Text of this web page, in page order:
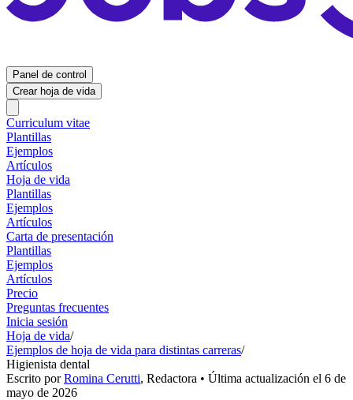
Panel de control
Crear hoja de vida
Curriculum vitae
Plantillas
Ejemplos
Artículos
Hoja de vida
Plantillas
Ejemplos
Artículos
Carta de presentación
Plantillas
Ejemplos
Artículos
Precio
Preguntas frecuentes
Inicia sesión
Hoja de vida/
Ejemplos de hoja de vida para distintas carreras/
Higienista dental
Escrito porRomina Cerutti, Redactora • Última actualización el 6 de
mayo de 2026